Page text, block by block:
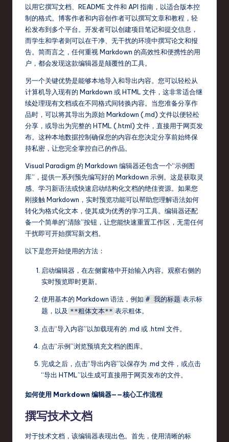
T
d
In
o
以用它撰写文档、README 文件和 API 指南，以适合版本控
制的格式。博客作者和内容创作者可以撰写文章和教程，轻
松发布到多个平台。开发者可以创建项目笔记和提交信息，
而学生和学者则可以在干净、无干扰的环境中撰写论文和报
告。简而言之，任何重视 Markdown 的高效性和便携性的用
户，都会发现这款编辑器是颠覆性的工具。
另一个关键优势是能够本地导入和导出内容。您可以轻松从
计算机导入现有的 Markdown 或 HTML 文件，这非常适合继
续处理现有文档或在不同格式间转换内容。当您准备分享作
品时，可以将其导出为原始 Markdown (.md) 文件以便轻松
分享，或导出为完整的 HTML (.html) 文件，直接用于网页发
布。这种本地数据控制确保您的内容在您决定分享前始终保
持私密，让您完全掌控自己的作品。
Visual Paradigm 的 Markdown 编辑器还包含一个“示例图
库”，提供一系列预先编写好的 Markdown 示例。这是获取灵
感、学习新语法或快速启动结构化文档的绝佳资源。如果您
刚接触 Markdown，实时预览功能可以帮助您理解语法如何
转化为格式化文本，使其成为优秀的学习工具。编辑器还配
备一个简单的“清除”按钮，让您能快速重置工作区，无需任何
干扰即可开始撰写新文档。
以下是您开始使用的方法：
启动编辑器，在左侧窗格中开始输入内容。观察右侧的
实时预览即时更新。
使用基本的 Markdown 语法，例如 # 我的标题 表示标
题，以及 **粗体文本** 表示粗体。
点击“导入内容”以加载现有的 .md 或 .html 文件。
点击“示例”浏览预填充文档的图库。
完成之后，点击“导出内容”以保存为 .md 文件，或点击
“导出 HTML”以生成可直接用于网页发布的文件。
如何使用 Markdown 编辑器——核心工作流程
撰写技术文档
对于技术文档，该编辑器表现出色。首先，使用清晰的标